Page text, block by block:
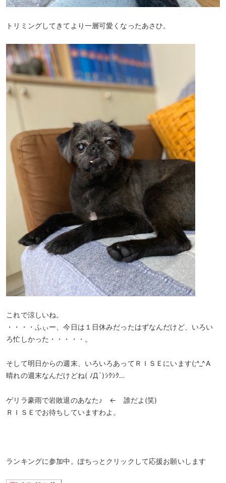
トリミングしてきてより一層可愛くなったあさひ。
これで涼しいね。
・・・・ふぃー、今日は１日休みだったはずなんだけど、いろい
ろ忙しかった・・・・・。
そして明日からの週末、いろいろあってＲＩＳＥにいます(;^_^A
晴れの週末なんだけどね( ﾉД`)ｼｸｼｸ…
ゲリラ豪雨で岩敗退のあなた♪ ← 誰だよ(笑)
ＲＩＳＥでお待ちしていますわよ。
ランキングに参加中。ぽちっとクリックして応援お願いします